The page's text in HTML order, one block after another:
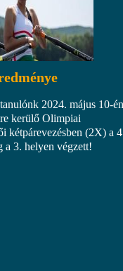
2024. május 10-én
kerülő Olimpiai
kétpárevezésben (2X) a
a 3. helyen végzett!